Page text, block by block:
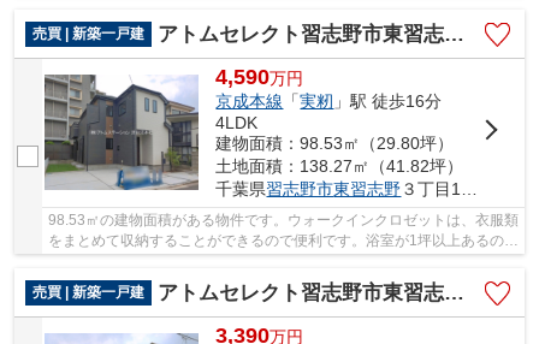
売買 | 新築一戸建 アトムセレクト習志野市東習志野3丁目176番A号棟
4,590万円
京成本線 「実籾 」駅 徒歩16分
4LDK
建物面積：98.53㎡（29.80坪）
土地面積：138.27㎡（41.82坪）
千葉県習志野市東習志野３丁目13-10
98.53㎡の建物面積がある物件です。ウォークインクロゼットは、衣服類
をまとめて収納することができるので便利です。浴室が1坪以上あるの
で、ゆったりとお風呂タイムを過ごせます。ト...
売買 | 新築一戸建
アトムセレクト習志野市東習志野８丁目５８８番A号棟
3,390万円